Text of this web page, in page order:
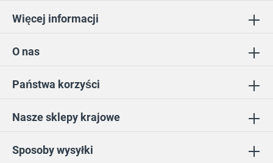
Państwa korzyści
Nasze sklepy krajowe
O nas
Więcej informacji
Sposoby wysyłki